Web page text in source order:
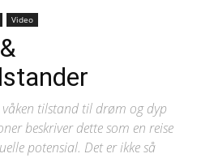
Video
tilstand til drøm og dyp
beskriver dette som en reise
potensial. Det er ikke så